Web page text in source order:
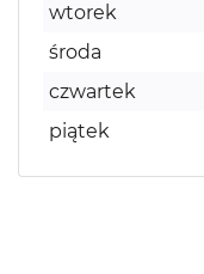
wtorek
środa
czwartek
piątek